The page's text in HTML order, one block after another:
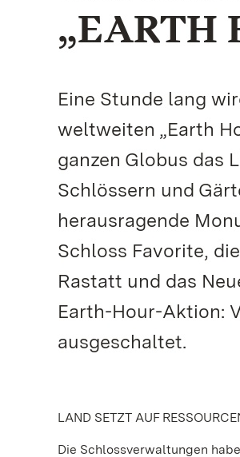
„EARTH
Eine Stunde lang
weltweiten „Earth
ganzen Globus das
Schlössern und
herausragende
Schloss Favorite,
Rastatt und das
Earth-Hour-Aktion:
ausgeschaltet.
LAND SETZT AUF
Die Schlossverwaltungen